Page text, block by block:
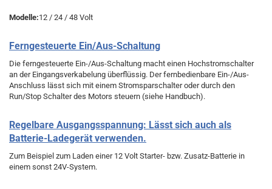
Modelle:12 / 24 / 48 Volt
Ferngesteuerte Ein/Aus-Schaltung
Die ferngesteuerte Ein-/Aus-Schaltung macht einen Hochstromschalter
an der Eingangsverkabelung überflüssig. Der fernbedienbare Ein-/Aus-
Anschluss lässt sich mit einem Stromsparschalter oder durch den
Run/Stop Schalter des Motors steuern (siehe Handbuch).
Regelbare Ausgangsspannung: Lässt sich auch als
Batterie-Ladegerät verwenden.
Zum Beispiel zum Laden einer 12 Volt Starter- bzw. Zusatz-Batterie in
einem sonst 24V-System.